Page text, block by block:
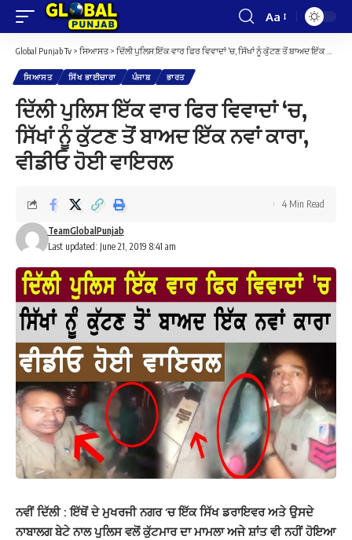
Font
Resizer
Aa
Global Punjab Tv > ਸਿਆਸਤ> ਦਿੱਲੀ ਪੁਲਿਸ ਇੱਕ ਵਾਰ ਫਿਰ ਵਿਵਾਦਾਂ ‘ਚ, ਸਿੱਖਾਂ ਨੂੰ ਕੁੱਟਣ ਤੋਂ ਬਾਅਦ ਇੱਕ ਨਵਾਂ ਕਾਰਾ, ਵੀਡੀਓ ਹੋਈ ਵਾਇਰਲ
ਸਿਆਸਤ ਸਿੱਖ ਭਾਈਚਾਰਾ ਪੰਜਾਬ ਭਾਰਤ
ਦਿੱਲੀ ਪੁਲਿਸ ਇੱਕ ਵਾਰ ਫਿਰ ਵਿਵਾਦਾਂ ‘ਚ,
ਸਿੱਖਾਂ ਨੂੰ ਕੁੱਟਣ ਤੋਂ ਬਾਅਦ ਇੱਕ ਨਵਾਂ ਕਾਰਾ,
ਵੀਡੀਓ ਹੋਈ ਵਾਇਰਲ
Last updated: June 21, 2019 8:41 am
TeamGlobalPunjab
4 Min Read
ਨਵੀਂ ਦਿੱਲੀ : ਇੱਥੋਂ ਦੇ ਮੁਖਰਜੀ ਨਗਰ ‘ਚ ਇੱਕ ਸਿੱਖ ਡਰਾਇਵਰ ਅਤੇ ਉਸਦੇ
ਨਾਬਾਲਗ ਬੇਟੇ ਨਾਲ ਪੁਲਿਸ ਵਲੋਂ ਕੁੱਟਮਾਰ ਦਾ ਮਾਮਲਾ ਅਜੇ ਸ਼ਾਂਤ ਵੀ ਨਹੀਂ ਹੋਇਆ